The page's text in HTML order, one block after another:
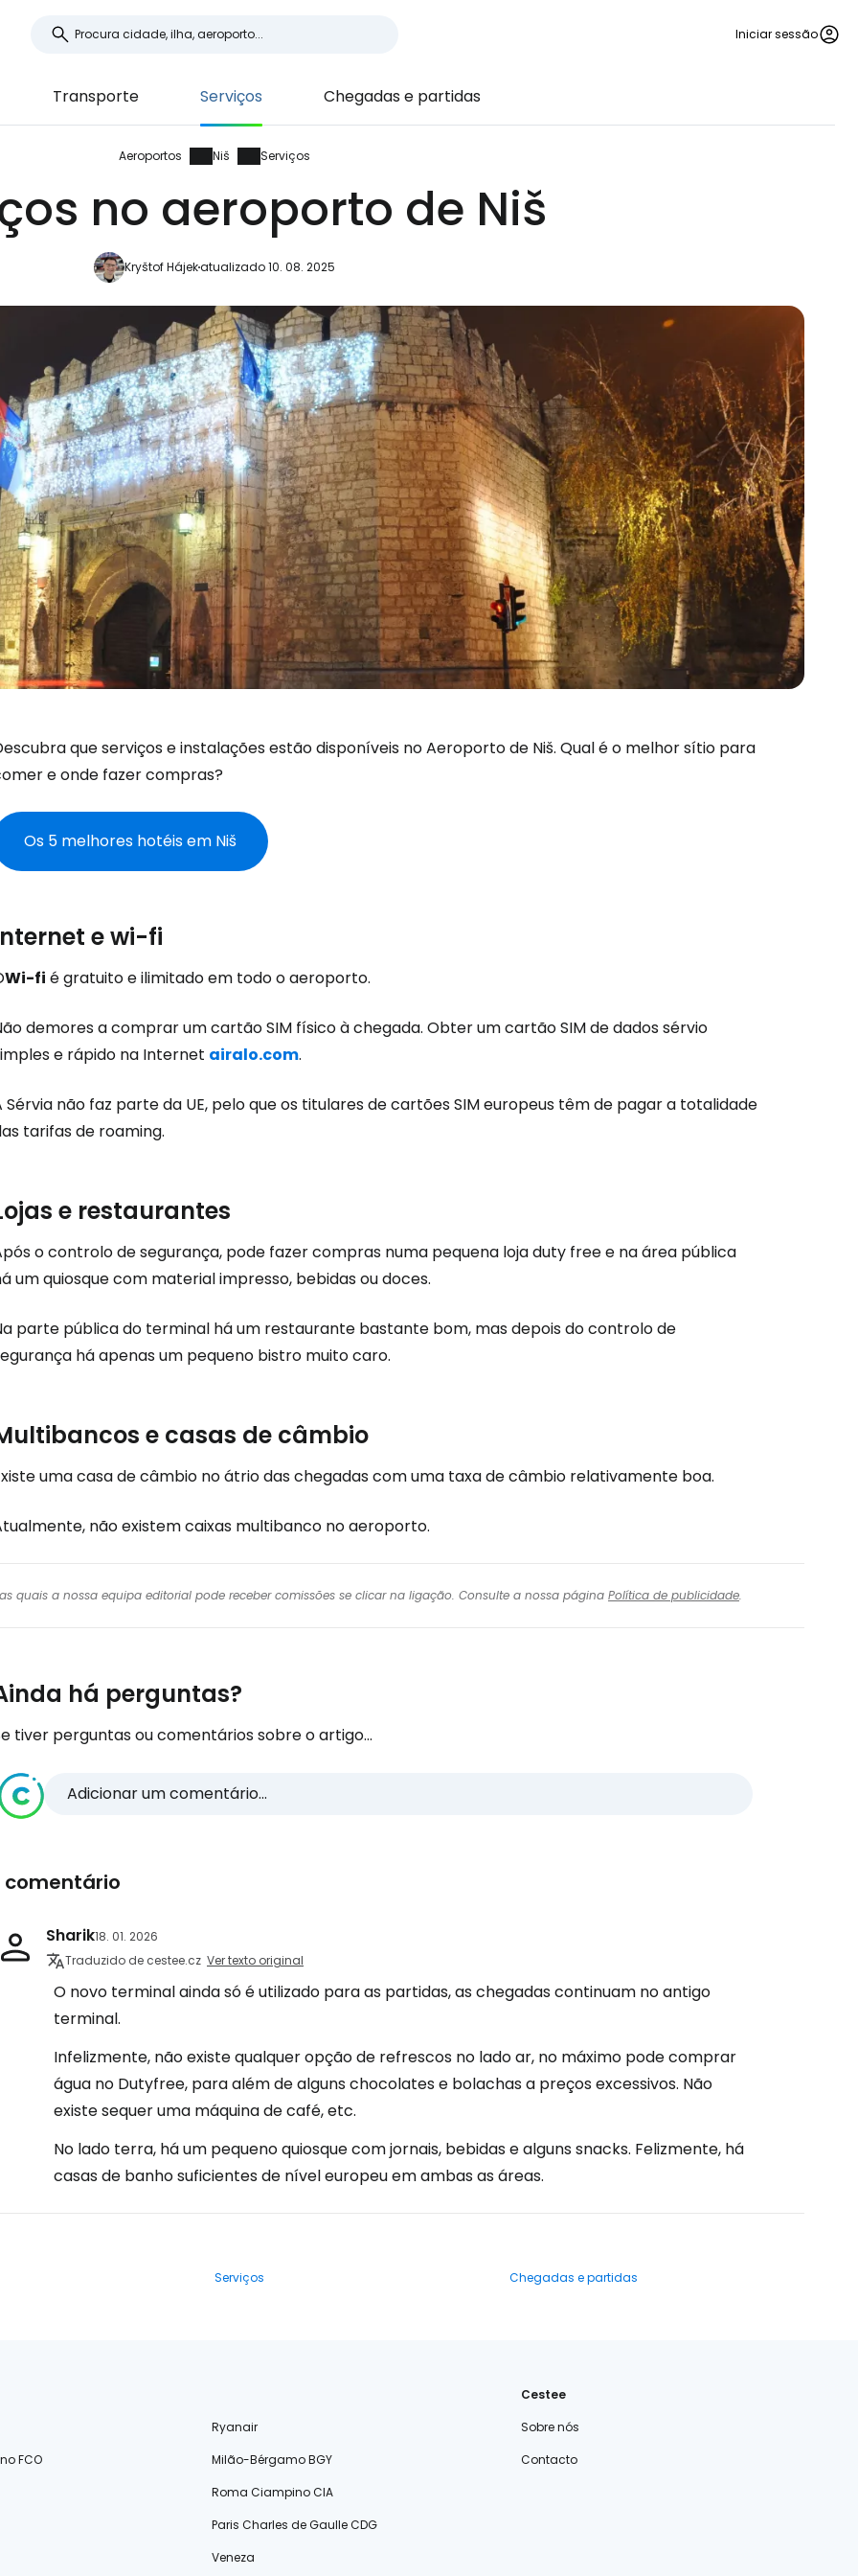
Iniciar sessão
Transporte Serviços Chegadas e partidas
Aeroportos Niš Serviços
no aeroporto de Niš
Kryštof Hájekatualizado 10. 08. 2025
que serviços e instalações estão disponíveis no Aeroporto de Niš. Qual é o melhor sítio para
e onde fazer compras?
Os 5 melhores hotéis em Niš
e wi-fi
Wi-fi é gratuito e ilimitado em todo o aeroporto.
demores a comprar um cartão SIM físico à chegada. Obter um cartão SIM de dados sérvio
e rápido na Internet airalo.com.
Sérvia não faz parte da UE, pelo que os titulares de cartões SIM europeus têm de pagar a totalidade
tarifas de roaming.
e restaurantes
o controlo de segurança, pode fazer compras numa pequena lojaduty freee na área pública
um quiosque com material impresso, bebidas ou doces.
parte pública do terminal há um restaurante bastante bom, mas depois do controlo de
há apenas um pequeno bistro muito caro.
e casas de câmbio
uma casa de câmbio no átrio das chegadas com uma taxa de câmbio relativamente boa.
não existem caixas multibanco no aeroporto.
quais a nossa equipa editorial pode receber comissões se clicar na ligação. Consulte a nossa página Política de publicidade.
há perguntas?
tiver perguntas ou comentários sobre o artigo...
Adicionar um comentário...
comentário
Sharik18. 01. 2026
Traduzido de cestee.cz Ver texto original
O novo terminal ainda só é utilizado para as partidas, as chegadas continuam no antigo
terminal.
Infelizmente, não existe qualquer opção de refrescos no lado ar, no máximo pode comprar
água no Dutyfree, para além de alguns chocolates e bolachas a preços excessivos. Não
existe sequer uma máquina de café, etc.
No lado terra, há um pequeno quiosque com jornais, bebidas e alguns snacks. Felizmente, há
casas de banho suficientes de nível europeu em ambas as áreas.
Serviços Chegadas e partidas
Ryanair
FCO
Milão-Bérgamo BGY
Roma Ciampino CIA
Paris Charles de Gaulle CDG
Veneza
Cestee
Sobre nós
Contacto
Iniciar sessão no Cestee